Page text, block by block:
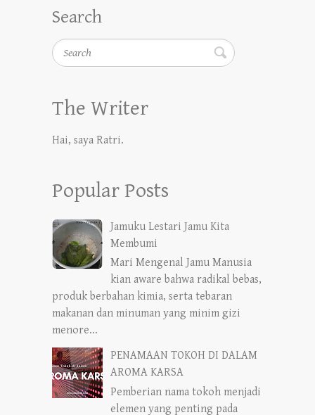
Search
Search
The Writer
Hai, saya Ratri.
Popular Posts
Jamuku Lestari Jamu Kita
Membumi
Mari Mengenal Jamu Manusia
kian aware bahwa radikal bebas,
produk berbahan kimia, serta tebaran
makanan dan minuman yang minim gizi
menore...
PENAMAAN TOKOH DI DALAM
AROMA KARSA
Pemberian nama tokoh menjadi
elemen yang penting pada